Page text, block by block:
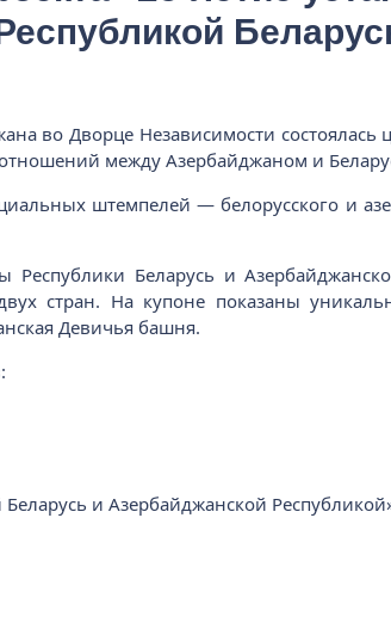
во Дворце Независимости состоялась
между Азербайджаном и
штемпелей — белорусского и
Беларусь и
стран. На купоне показаны
Девичья башня.
и Азербайджанской